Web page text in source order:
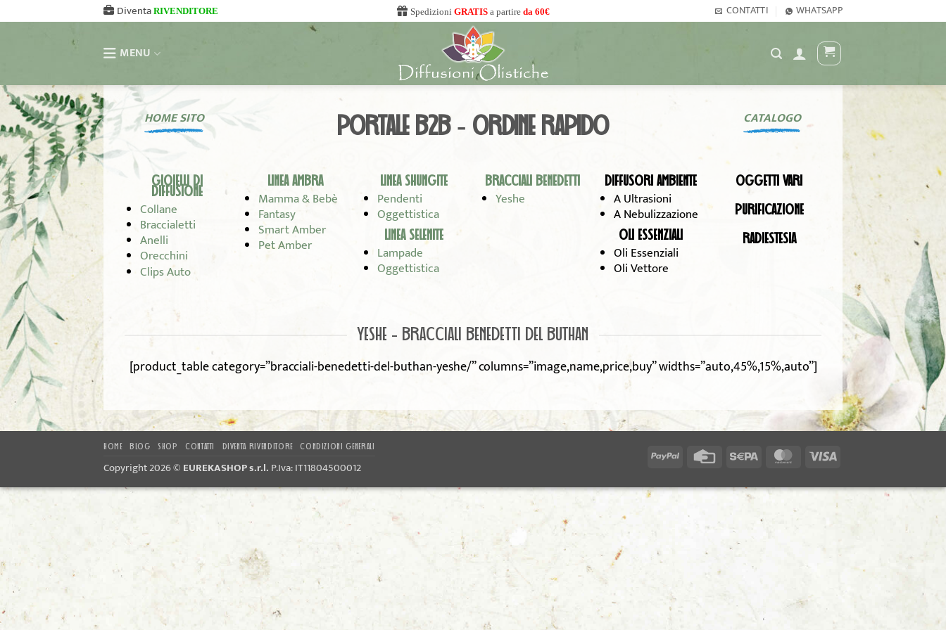
ai
Diventa RIVENDITORE Spedizioni GRATIS a partire da 60€ CONTATTI WHATSAPP
MENU
HOME SITO PORTALE B2B - ORDINE RAPIDO CATALOGO
GIOIELLI DI
DIFFUSIONE
Collane
Braccialetti
Anelli
Orecchini
Clips Auto
LINEA AMBRA
Mamma & Bebè
Fantasy
Smart Amber
Pet Amber
LINEA SHUNGITE
Pendenti
Oggettistica
LINEA SELENITE
Lampade
Oggettistica
BRACCIALI BENEDETTI
Yeshe
DIFFUSORI AMBIENTE
A Ultrasioni
A Nebulizzazione
OLI ESSENZIALI
Oli Essenziali
Oli Vettore
OGGETTI VARI
PURIFICAZIONE
RADIESTESIA
YESHE - BRACCIALI BENEDETTI DEL BUTHAN
[product_table category=”bracciali-benedetti-del-buthan-yeshe/” columns=”image,name,price,buy” widths=”auto,45%,15%,auto”]
PayPal
Credit
Sepa MasterCardVisa
HOME BLOG SHOP CONTATTI DIVENTA RIVENDITORE CONDIZIONI GENERALI
Copyright 2026 © EUREKASHOP s.r.l. P.Iva: IT11804500012